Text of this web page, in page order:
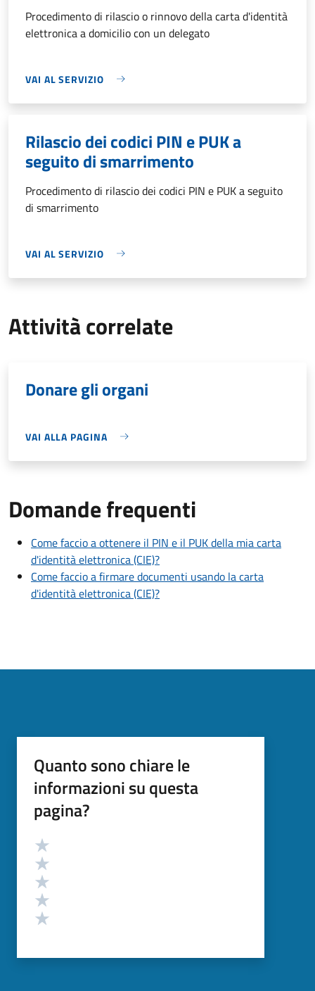
Procedimento di rilascio o rinnovo della carta d'identità
elettronica a domicilio con un delegato
VAI AL SERVIZIO
Rilascio dei codici PIN e PUK a
seguito di smarrimento
Procedimento di rilascio dei codici PIN e PUK a seguito
di smarrimento
VAI AL SERVIZIO
Attività correlate
Donare gli organi
VAI ALLA PAGINA
Domande frequenti
Come faccio a ottenere il PIN e il PUK della mia carta
d'identità elettronica (CIE)?
Come faccio a firmare documenti usando la carta
d'identità elettronica (CIE)?
Quanto sono chiare le
informazioni su questa
pagina?
Valutazione